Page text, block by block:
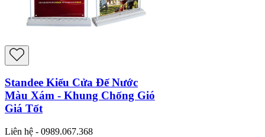
Standee Kiểu Cửa Đế Nước
Màu Xám - Khung Chống Gió
Giá Tốt
Liên hệ - 0989.067.368